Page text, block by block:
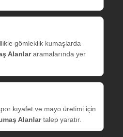
gömleklik kumaşlarda
Alanlararamalarında yer
kıyafet ve mayo üretimi için
Alanlartalep yaratır.